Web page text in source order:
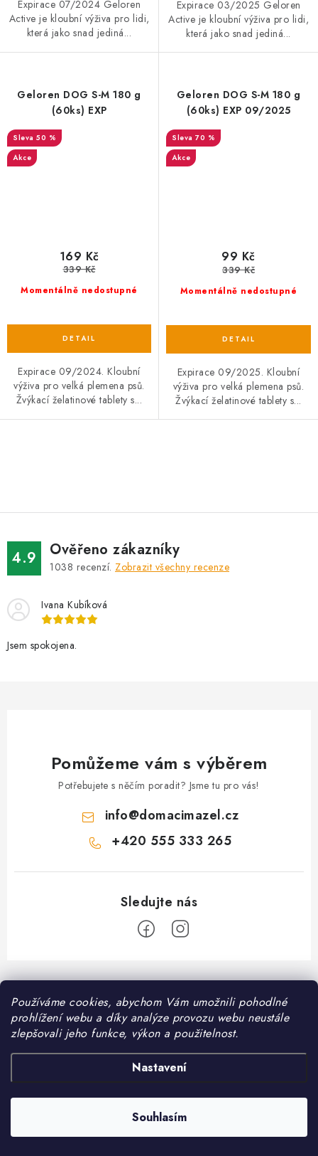
Používáme cookies, abychom Vám umožnili pohodlné
prohlížení webu a díky analýze provozu webu neustále
zlepšovali jeho funkce, výkon a použitelnost.
Nastavení
Souhlasím
Expirace 07/2024 Geloren
Active je kloubní výživa pro lidi,
která jako snad jediná...
Expirace 03/2025 Geloren
Active je kloubní výživa pro lidi,
která jako snad jediná...
Geloren DOG S-M 180 g
(60ks) EXP
50 %
Akce
Momentálně nedostupné
169 Kč
339 Kč
Expirace 09/2024. Kloubní
výživa pro velká plemena psů.
Žvýkací želatinové tablety s...
Geloren DOG S-M 180 g
(60ks) EXP 09/2025
70 %
Akce
Momentálně nedostupné
99 Kč
339 Kč
Expirace 09/2025. Kloubní
výživa pro velká plemena psů.
Žvýkací želatinové tablety s...
á
d
a
c
p
v
4.9 Ověřeno zákazníky
1038 recenzí. Zobrazit všechny recenze
Ivana Kubíková
Jsem spokojena.
Pomůžeme vám s výběrem
Potřebujete s něčím poradit? Jsme tu pro vás!
info@domacimazel.cz
+420 555 333 265
Z
á
Informace pro vás
Kontakt
Možnosti dopravy
Hodnocení obchodu
Zásady zpracování osobních údajů
❤️ Oblíbené kategorie
DomaciMazel.cz. Všechna práva vyhrazena.